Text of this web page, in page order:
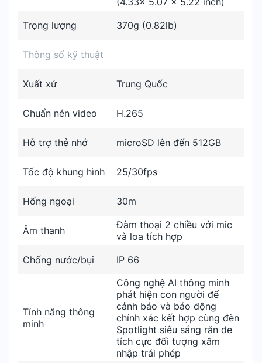
Trọng lượng
370g (0.82lb)
Thông số kỹ thuật
Xuất xứ Trung Quốc
Chuẩn nén video H.265
Hỗ trợ thẻ nhớ microSD lên đến 512GB
Tốc độ khung hình 25/30fps
Hống ngoại 30m
Âm thanh
Đàm thoại 2 chiều với mic
và loa tích hợp
Chống nước/bụi
IP 66
Tính năng thông
minh
Công nghệ AI thông minh
phát hiện con người để
cảnh báo và báo động
chính xác kết hợp cùng đèn
Spotlight siêu sáng răn de
tích cực đối tượng xâm
nhập trái phép